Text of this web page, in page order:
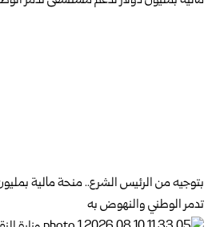
بتوجيه من الرئيس الشرع.. منحة مالية
تدمر الوطني والنهوض به‏